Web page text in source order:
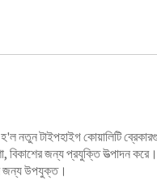
নতুন টাইপহাইগ কোয়ালিটি
জন্য প্রযুক্তি উত্পাদন
জন্য উপযুক্ত।